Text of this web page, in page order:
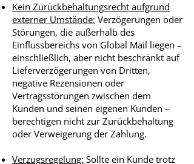
Kein Zurückbehaltungsrecht aufgrund
externer Umstände: Verzögerungen oder
Störungen, die außerhalb des
Einflussbereichs von Global Mail liegen –
einschließlich, aber nicht beschränkt auf
Lieferverzögerungen von Dritten,
negative Rezensionen oder
Vertragsstörungen zwischen dem
Kunden und seinen eigenen Kunden –
berechtigen nicht zur Zurückbehaltung
oder Verweigerung der Zahlung.
Verzugsregelung: Sollte ein Kunde trotz